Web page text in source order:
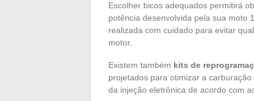
Escolher bicos adequados permitirá
potência desenvolvida pela sua moto
realizada com cuidado para evitar
motor.
Existem também kits de
projetados para otimizar a
da injeção eletrônica de acordo com